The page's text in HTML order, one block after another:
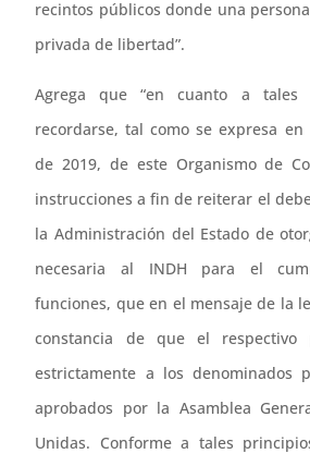
recintos públicos donde una
privada de libertad”.
Agrega que “en cuanto a tales
recordarse, tal como se expresa en
de 2019, de este Organismo de
instrucciones a fin de reiterar el
la Administración del Estado de
necesaria al INDH para el
funciones, que en el mensaje de la
constancia de que el respectivo
estrictamente a los denominados
aprobados por la Asamblea
Unidas. Conforme a tales